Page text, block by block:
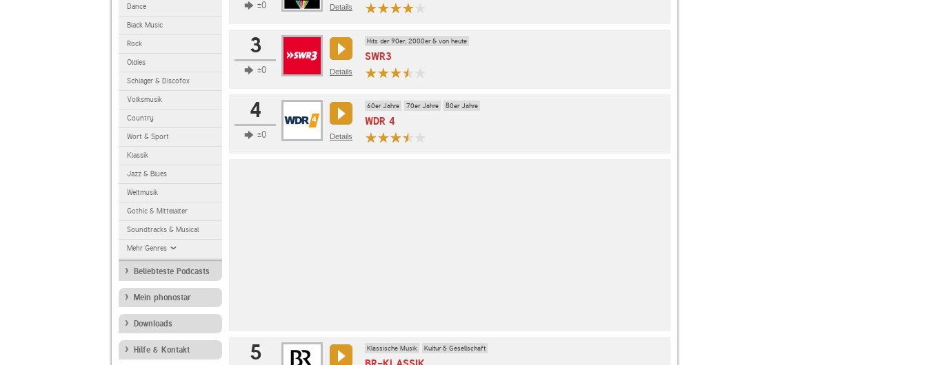
Dance
Black Music
Rock
Oldies
Schlager & Discofox
Volksmusik
Country
Wort & Sport
Klassik
Jazz & Blues
Weltmusik
Gothic & Mittelalter
Soundtracks & Musical
Mehr Genres
Beliebteste Podcasts
Mein phonostar
Downloads
Hilfe & Kontakt
±0 Details
3
±0 Details
Hits der 90er, 2000er & von heute
SWR3
4
±0 Details
60er Jahre 70er Jahre 80er Jahre
WDR 4
5 Klassische Musik Kultur & Gesellschaft